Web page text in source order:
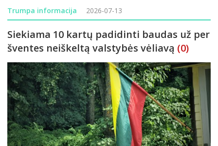
dirbti Skemų socialinės globos namuose. Puiki proga norintiems
studijuoti ar persikvalifiku
Trumpa informacija 2026-07-13
Siekiama 10 kartų padidinti baudas už per
šventes neiškeltą valstybės vėliavą (0)